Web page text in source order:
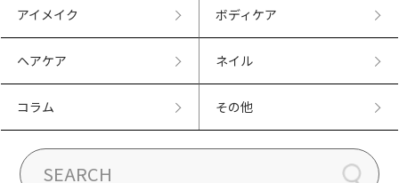
アイメイク ボディケア
ヘアケア ネイル
コラム その他